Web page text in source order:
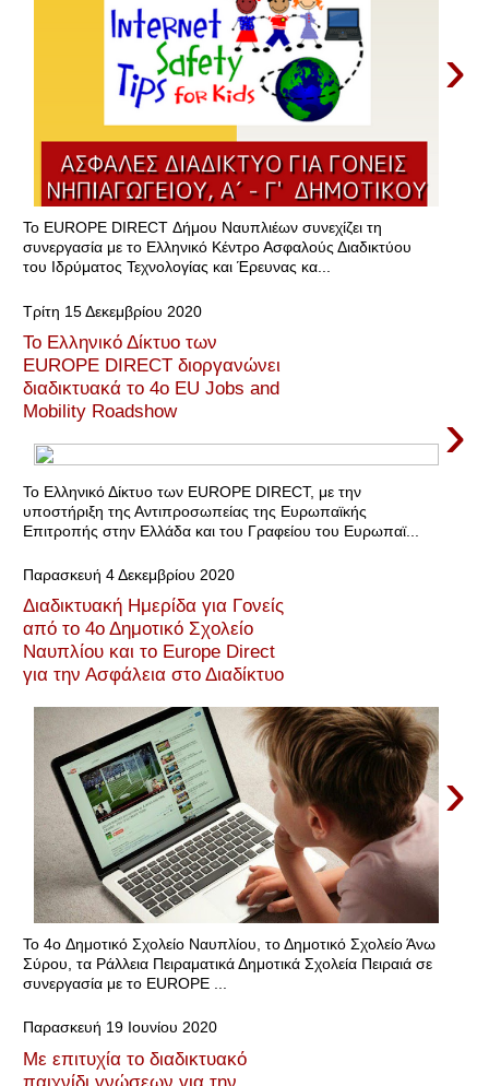
›
Το EUROPE DIRECT Δήμου Ναυπλιέων συνεχίζει τη
συνεργασία με το Ελληνικό Κέντρο Ασφαλούς Διαδικτύου
του Ιδρύματος Τεχνολογίας και Έρευνας κα...
Τρίτη 15 Δεκεμβρίου 2020
Το Ελληνικό Δίκτυο των
EUROPE DIRECT διοργανώνει
διαδικτυακά το 4ο EU Jobs and
Mobility Roadshow
›
Το Ελληνικό Δίκτυο των EUROPE DIRECT, με την
υποστήριξη της Αντιπροσωπείας της Ευρωπαϊκής
Επιτροπής στην Ελλάδα και του Γραφείου του Ευρωπαϊ...
Παρασκευή 4 Δεκεμβρίου 2020
Διαδικτυακή Ημερίδα για Γονείς
από το 4ο Δημοτικό Σχολείο
Ναυπλίου και το Europe Direct
για την Ασφάλεια στο Διαδίκτυο
›
Το 4o Δημοτικό Σχολείο Ναυπλίου, το Δημοτικό Σχολείο Άνω
Σύρου, τα Ράλλεια Πειραματικά Δημοτικά Σχολεία Πειραιά σε
συνεργασία με το EUROPE ...
Παρασκευή 19 Ιουνίου 2020
Με επιτυχία το διαδικτυακό
παιχνίδι γνώσεων για την